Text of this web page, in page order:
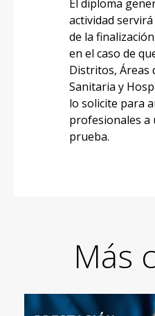
El diploma
actividad
de la
en el caso de
Distritos, Áreas
Sanitaria y
lo solicite para
profesionales a
prueba.
Más